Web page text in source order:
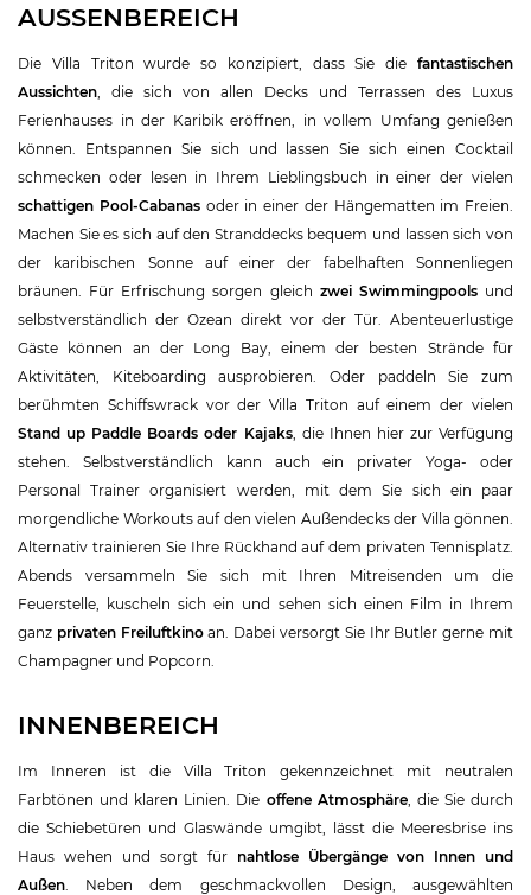
AUSSENBEREICH
Die Villa Triton wurde so konzipiert, dass Sie die fantastischen
Aussichten , die sich von allen Decks und Terrassen des Luxus
Ferienhauses in der Karibik eröffnen, in vollem Umfang genießen
können. Entspannen Sie sich und lassen Sie sich einen Cocktail
schmecken oder lesen in Ihrem Lieblingsbuch in einer der vielen
schattigen Pool-Cabanasoder in einer der Hängematten im Freien.
Machen Sie es sich auf den Stranddecks bequem und lassen sich von
der karibischen Sonne auf einer der fabelhaften Sonnenliegen
bräunen. Für Erfrischung sorgen gleich zwei Swimmingpoolsund
selbstverständlich der Ozean direkt vor der Tür. Abenteuerlustige
Gäste können an der Long Bay, einem der besten Strände für
Aktivitäten, Kiteboarding ausprobieren. Oder paddeln Sie zum
berühmten Schiffswrack vor der Villa Triton auf einem der vielen
Stand up Paddle Boards oder Kajaks, die Ihnen hier zur Verfügung
stehen. Selbstverständlich kann auch ein privater Yoga- oder
Personal Trainer organisiert werden, mit dem Sie sich ein paar
morgendliche Workouts auf den vielen Außendecks der Villa gönnen.
Alternativ trainieren Sie Ihre Rückhand auf dem privaten Tennisplatz.
Abends versammeln Sie sich mit Ihren Mitreisenden um die
Feuerstelle, kuscheln sich ein und sehen sich einen Film in Ihrem
ganz privaten Freiluftkinoan. Dabei versorgt Sie Ihr Butler gerne mit
Champagner und Popcorn.
INNENBEREICH
Im Inneren ist die Villa Triton gekennzeichnet mit neutralen
Farbtönen und klaren Linien. Die offene Atmosphäre, die Sie durch
die Schiebetüren und Glaswände umgibt, lässt die Meeresbrise ins
Haus wehen und sorgt für nahtlose Übergänge von Innen und
Außen . Neben dem geschmackvollen Design, ausgewählten